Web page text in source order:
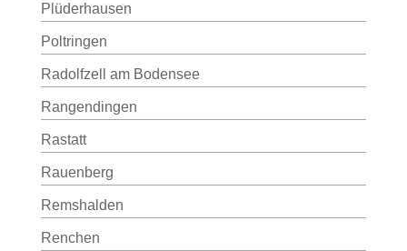
Plüderhausen
Poltringen
Radolfzell am Bodensee
Rangendingen
Rastatt
Rauenberg
Remshalden
Renchen